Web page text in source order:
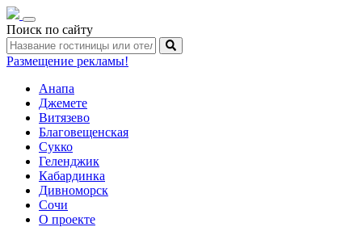
Toggle
navigation
Поиск по сайту
Размещение рекламы!
Анапа
Джемете
Витязево
Благовещенская
Сукко
Геленджик
Кабардинка
Дивноморск
Сочи
О проекте